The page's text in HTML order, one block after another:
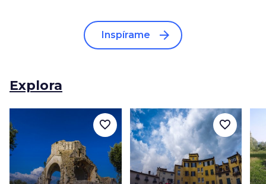
Inspírame arrow_forward
Explora
favorite_border favorite_border